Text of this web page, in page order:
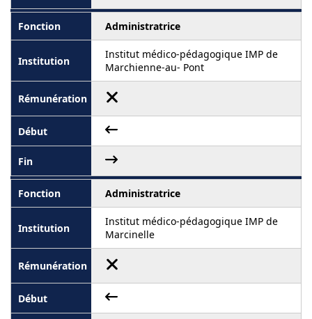
Administratrice
Institut médico-pédagogique IMP de
Marchienne-au- Pont
Administratrice
Institut médico-pédagogique IMP de
Marcinelle